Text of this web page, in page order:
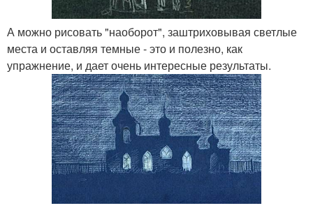
А можно рисовать "наоборот", заштриховывая светлые
места и оставляя темные - это и полезно, как
упражнение, и дает очень интересные результаты.